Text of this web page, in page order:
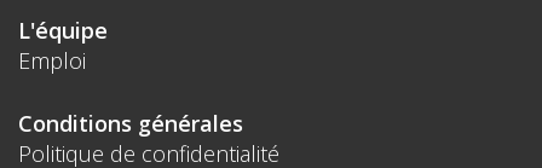
L'équipe
Emploi
Conditions générales
Politique de confidentialité